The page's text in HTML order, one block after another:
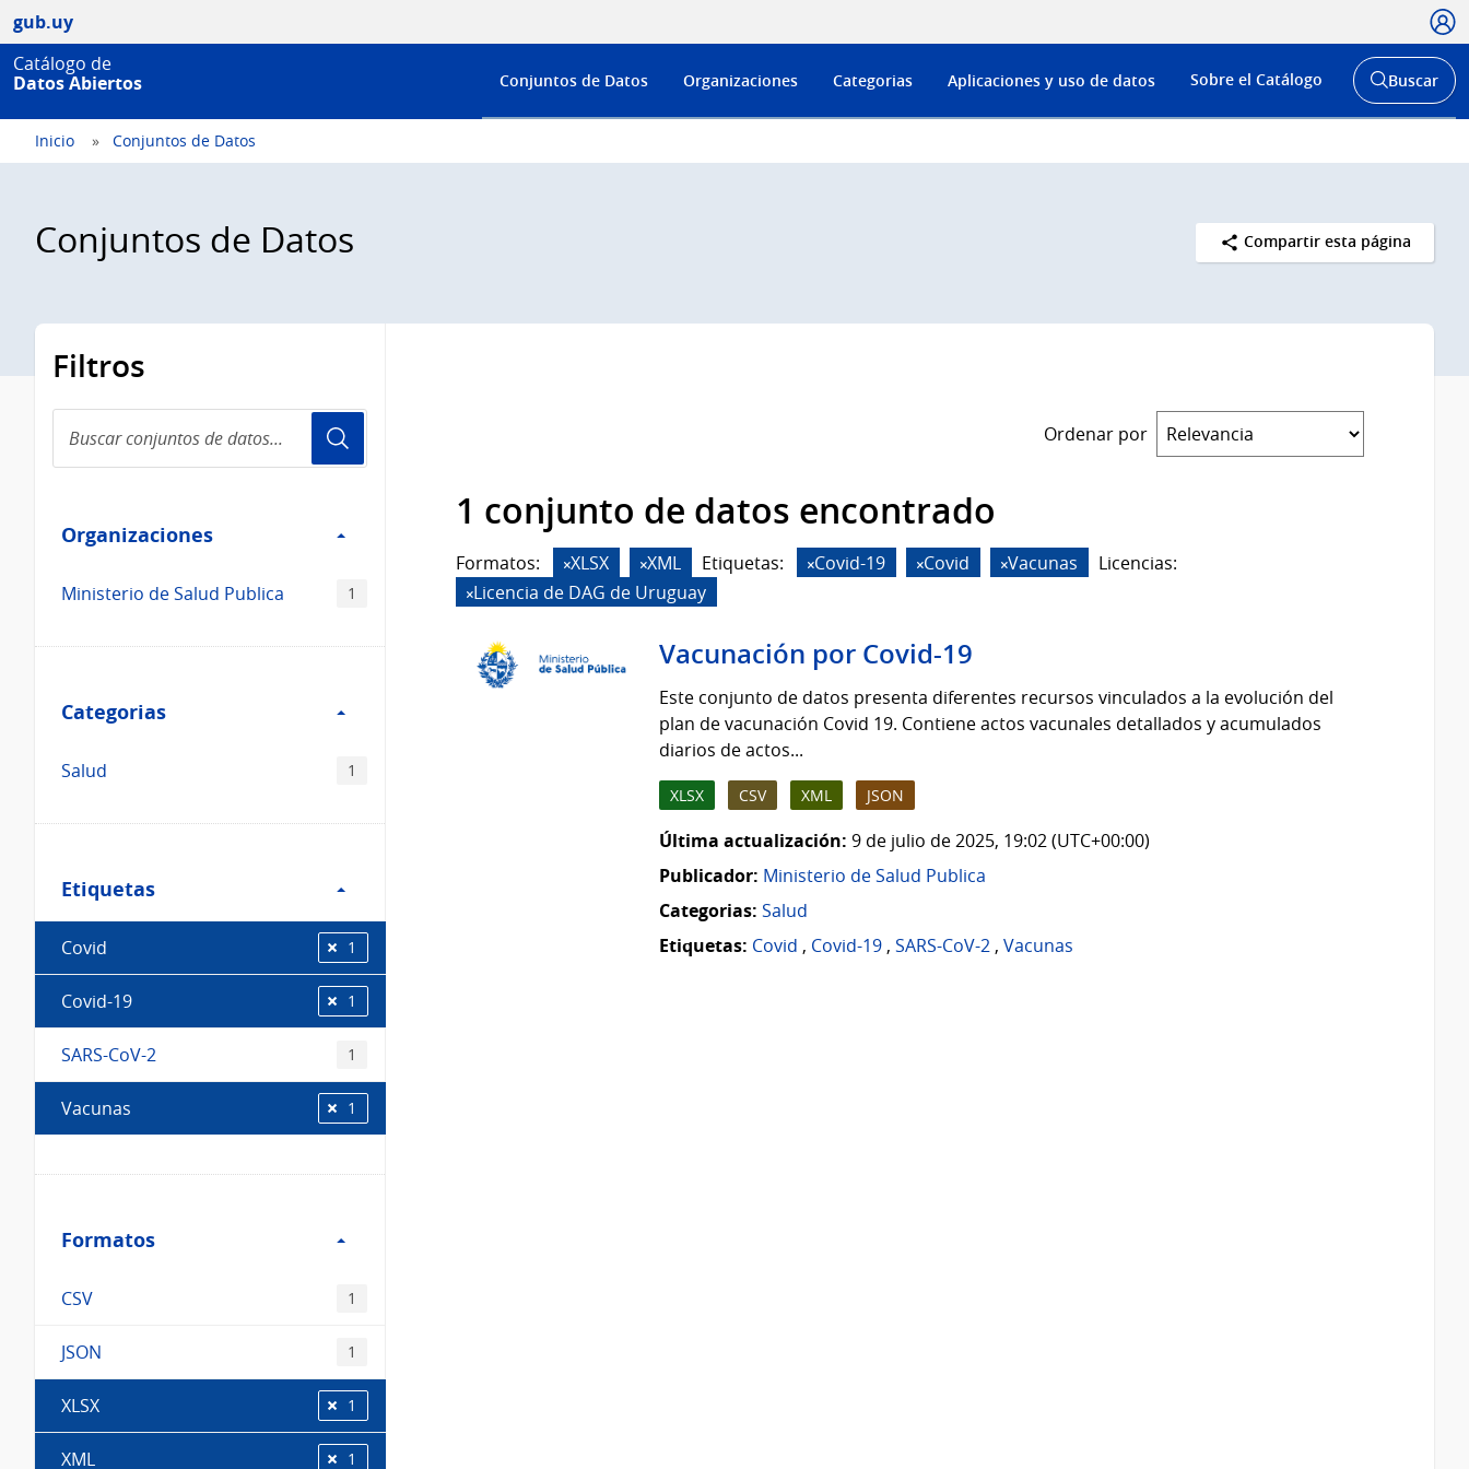
gub.uy
Catálogo de
Datos Abiertos
Menú
de
Conjuntos de Datos Organizaciones Categorias Aplicaciones y uso de datos Sobre el Catálogo
Abrir
buscador
Buscar
Inicio Conjuntos de Datos
Conjuntos de Datos Compartir esta página
Filtros
conjuntos
de
Organizaciones
Organizaciones
Ministerio de Salud Publica 1
Categorias
Categorias
Salud 1
Etiquetas
Etiquetas
Covid 1
Covid-19 1
SARS-CoV-2 1
Vacunas 1
Formatos
Formatos
CSV 1
JSON 1
XLSX 1
XML 1
Ordenar por
1 conjunto de datos encontrado
Formatos: XLSX XML Etiquetas: Covid-19 Covid Vacunas
Licencias:
Licencia de DAG de Uruguay
Vacunación por Covid-19
Este conjunto de datos presenta diferentes recursos vinculados a la evolución del
plan de vacunación Covid 19. Contiene actos vacunales detallados y acumulados
diarios de actos...
XLSX CSV XML JSON
Última actualización: 9 de julio de 2025, 19:02 (UTC+00:00)
Publicador: Ministerio de Salud Publica
Categorias: Salud
Etiquetas: Covid , Covid-19, SARS-CoV-2, Vacunas